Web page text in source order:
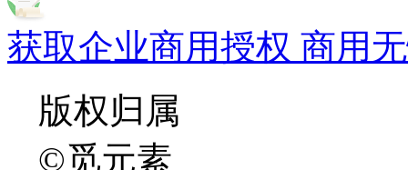
获取企业商用授权 商用
版权归属
©觅元素